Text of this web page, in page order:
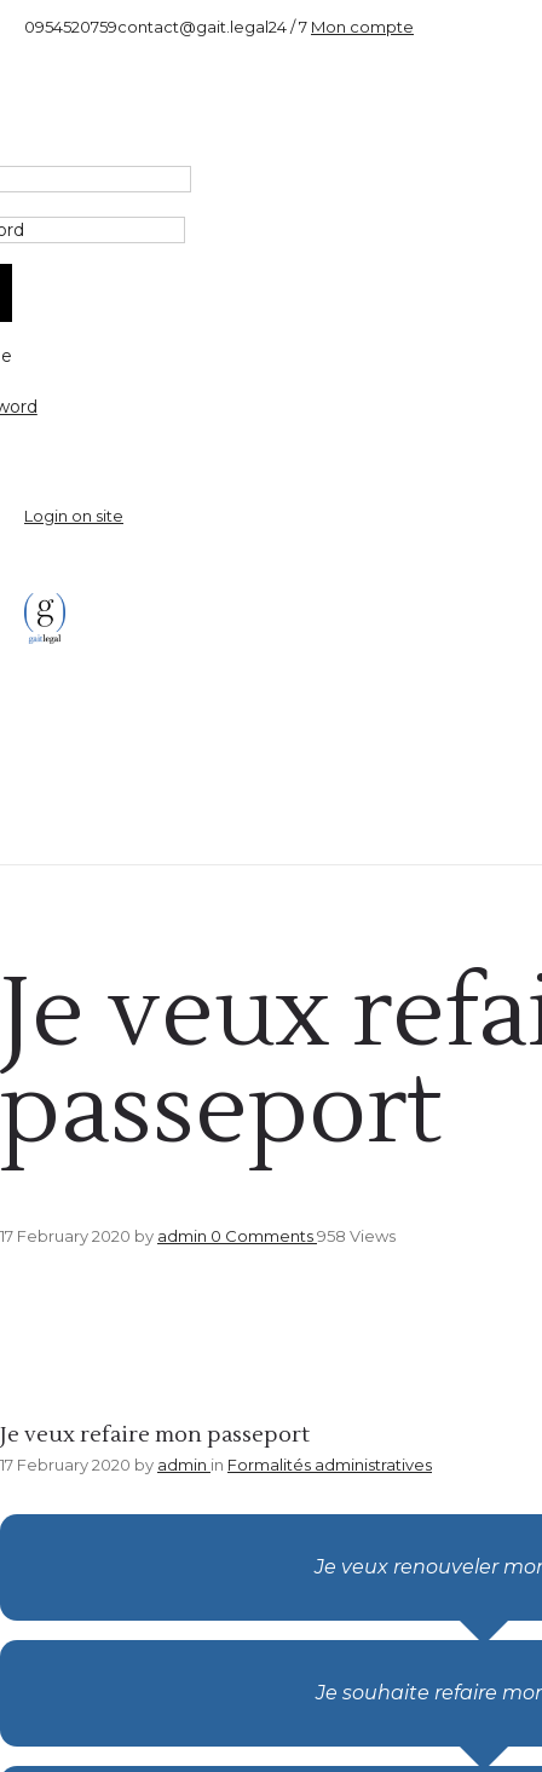
0954520759contact@gait.legal24 / 7 Mon compte
Login on site
Je veux
passeport
17 February 2020 by admin 0 Comments958 Views
Je veux refaire mon passeport
17 February 2020 by admin in Formalités administratives
Je veux renouveler
Je souhaite refaire